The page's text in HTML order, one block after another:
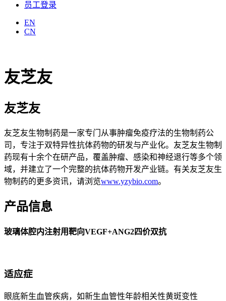
员工登录
EN
CN
友芝友
友芝友
友芝友生物制药是一家专门从事肿瘤免疫疗法的生物制药公
司，专注于双特异性抗体药物的研发与产业化。友芝友生物制
药现有十余个在研产品，覆盖肿瘤、感染和神经退行等多个领
域，并建立了一个完整的抗体药物开发产业链。有关友芝友生
物制药的更多资讯，请浏览www.yzybio.com。
产品信息
玻璃体腔内注射用靶向VEGF+ANG2四价双抗
适应症
眼底新生血管疾病，如新生血管性年龄相关性黄斑变性